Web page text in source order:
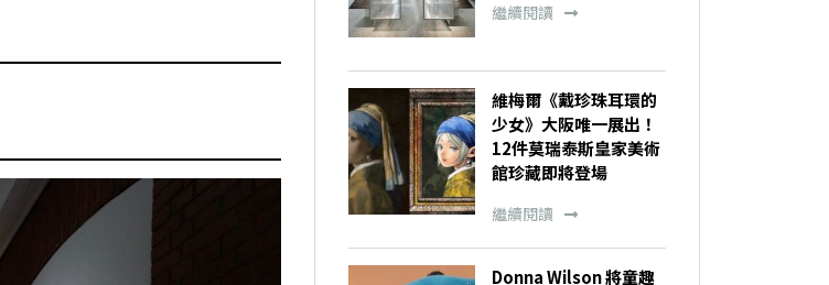
繼續閱讀
維梅爾《戴珍珠耳環的
少女》大阪唯一展出！
12件莫瑞泰斯皇家美術
館珍藏即將登場
繼續閱讀
Donna Wilson 將童趣